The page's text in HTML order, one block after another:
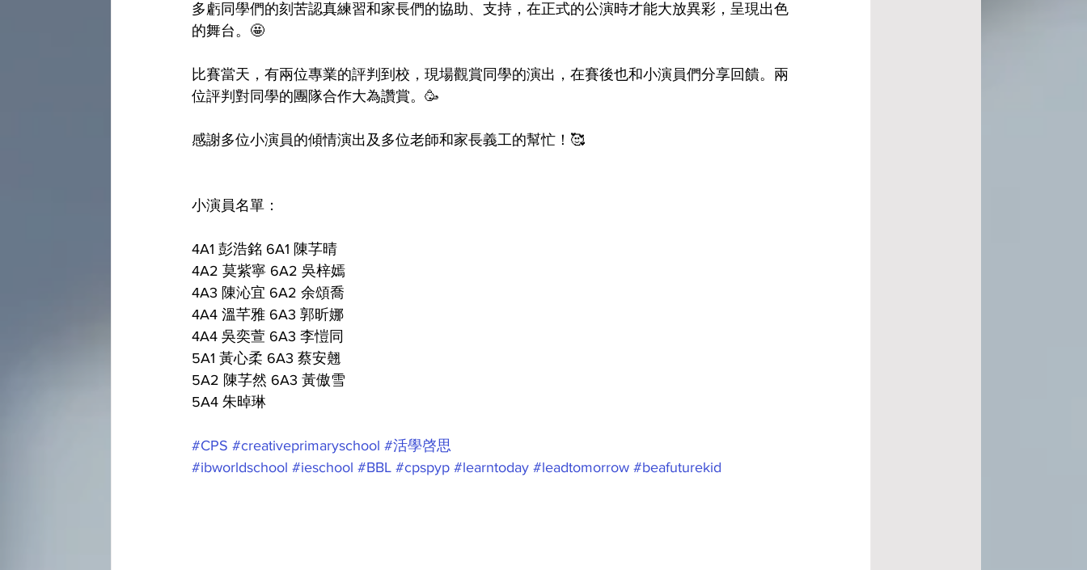
多虧同學們的刻苦認真練習和家長們的協助、支持，在正式的公演時才能大放異彩，呈現出色
的舞台。🤩
比賽當天，有兩位專業的評判到校，現場觀賞同學的演出，在賽後也和小演員們分享回饋。兩
位評判對同學的團隊合作大為讚賞。🥳
感謝多位小演員的傾情演出及多位老師和家長義工的幫忙！🥰
小演員名單：
4A1 彭浩銘 6A1 陳芓晴
4A2 莫紫寧 6A2 吳梓嫣
4A3 陳沁宜 6A2 余頌喬
4A4 溫芊雅 6A3 郭昕娜
4A4 吳奕萱 6A3 李愷同
5A1 黃心柔 6A3 蔡安翹
5A2 陳芓然 6A3 黃傲雪
5A4 朱晫琳
#CPS #creativeprimaryschool #活學啓思
#ibworldschool #ieschool #BBL #cpspyp #learntoday #leadtomorrow #beafuturekid